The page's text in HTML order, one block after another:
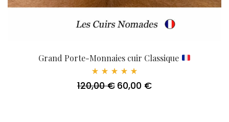
Grand Porte-Monnaies cuir Classique
5.00
120,00€ Le
60,00 €Le